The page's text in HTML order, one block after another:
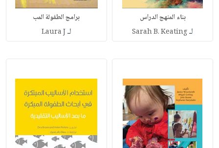
بناء المنهج الدراس
لـSarah B. Keating
برامج الطفولة المب
لـLaura J